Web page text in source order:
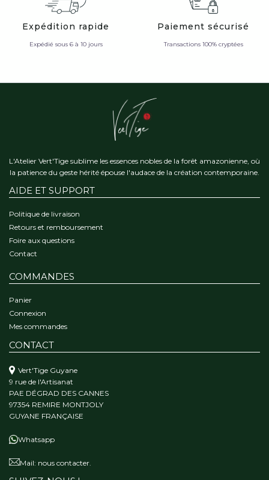
Expédition rapide
Expédié sous 6 à 10 jours
Paiement sécurisé
Transactions 100% cryptées
L'Atelier Vert'Tige sublime les essences nobles de la forêt amazonienne, où
la patience du geste hérité épouse l'audace de la création contemporaine.
AIDE ET SUPPORT
Politique de livraison
Retours et remboursement
Foire aux questions
Contact
COMMANDES
Panier
Connexion
Mes commandes
CONTACT
Vert'Tige Guyane
9 rue de l'Artisanat
PAE DÉGRAD DES CANNES
97354 REMIRE MONTJOLY
GUYANE FRANÇAISE
Whatsapp
Mail: nous contacter.